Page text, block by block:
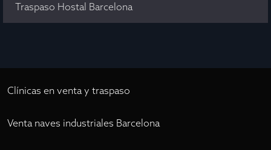
Traspaso Hostal Barcelona
Clínicas en venta y traspaso
Venta naves industriales Barcelona